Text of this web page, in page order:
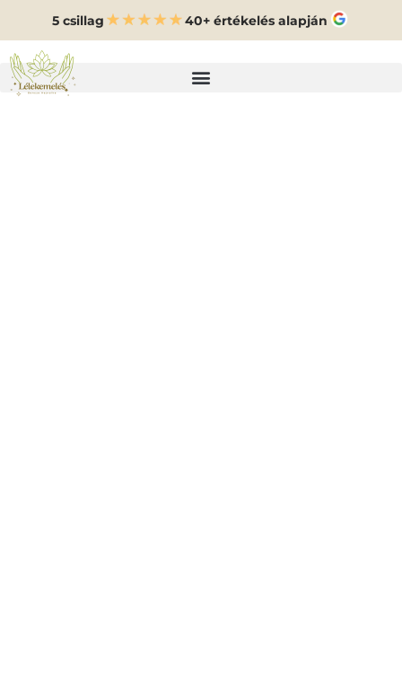
5 csillag 40+ értékelés alapján